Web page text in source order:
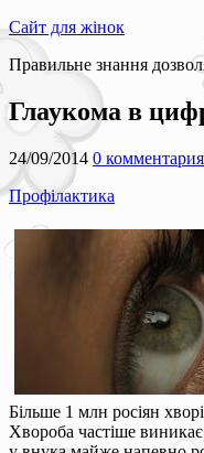
Сайт для жінок
Правильне знання
Глаукома в
24/09/2014 0 комментария
Профілактика
Більше 1 млн росіян
Хвороба частіше